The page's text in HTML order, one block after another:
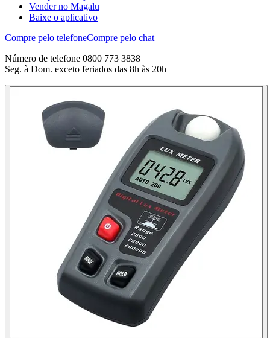
Vender no Magalu
Baixe o aplicativo
Compre pelo telefoneCompre pelo chat
Número de telefone 0800 773 3838
Seg. à Dom. exceto feriados das 8h às 20h